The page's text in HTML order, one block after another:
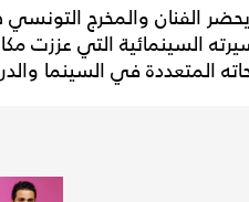
الفنان والمخرج التونسي
التي عززت
المتعددة في السينما